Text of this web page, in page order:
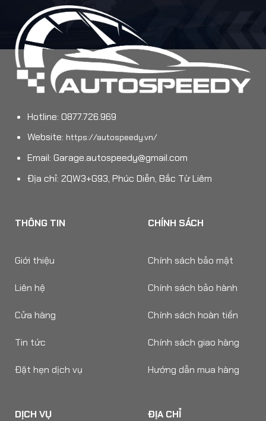
Hotline: 0877.726.969
Website: https://autospeedy.vn/
Email: Garage.autospeedy@gmail.com
Địa chỉ: 2QW3+G93, Phúc Diễn, Bắc Từ Liêm
THÔNG TIN
Giới thiệu
Liên hệ
Cửa hàng
Tin tức
Đặt hẹn dịch vụ
CHÍNH SÁCH
Chính sách bảo mật
Chính sách bảo hành
Chính sách hoàn tiền
Chính sách giao hàng
Hướng dẫn mua hàng
DỊCH VỤ ĐỊA CHỈ